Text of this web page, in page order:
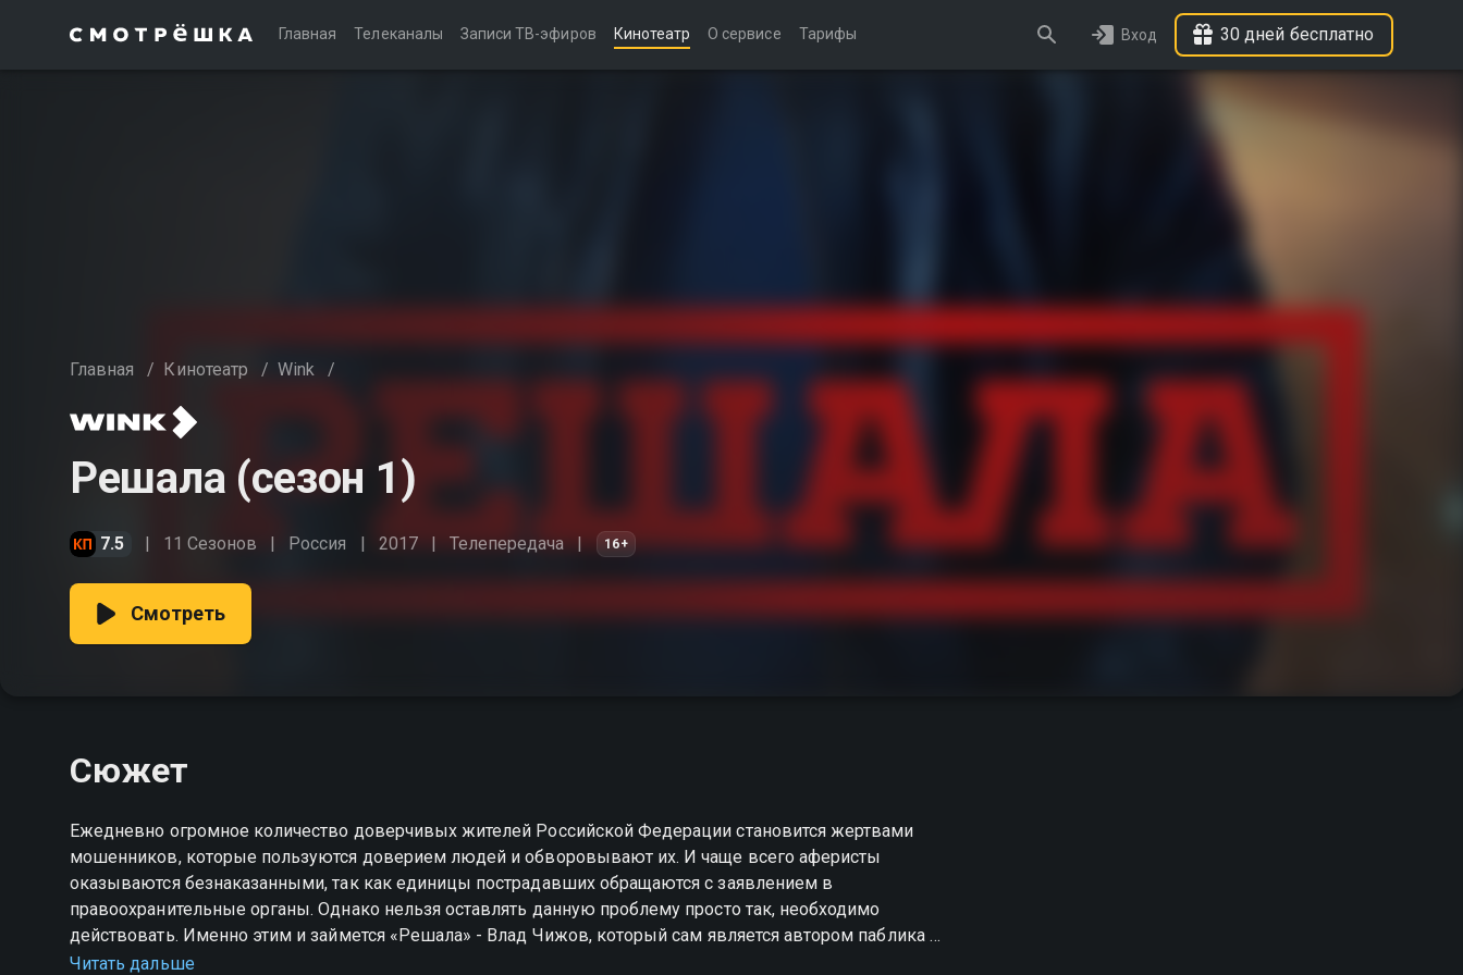
Главная Телеканалы Записи ТВ-эфиров Кинотеатр О сервисе Тарифы Вход 30 дней бесплатно
Главная / Кинотеатр / Wink /
Решала (сезон 1)
7.5 11 Сезонов Россия 2017 Телепередача 16+
Смотреть
Сюжет
Ежедневно огромное количество доверчивых жителей Российской Федерации становится жертвами
мошенников, которые пользуются доверием людей и обворовывают их. И чаще всего аферисты
оказываются безнаказанными, так как единицы пострадавших обращаются с заявлением в
правоохранительные органы. Однако нельзя оставлять данную проблему просто так, необходимо
действовать. Именно этим и займется «Решала» - Влад Чижов, который сам является автором паблика о
разоблачениях жуликов и их деяниях. Ведущий программы устал просто сидеть и рассказывать – как
Читать дальше